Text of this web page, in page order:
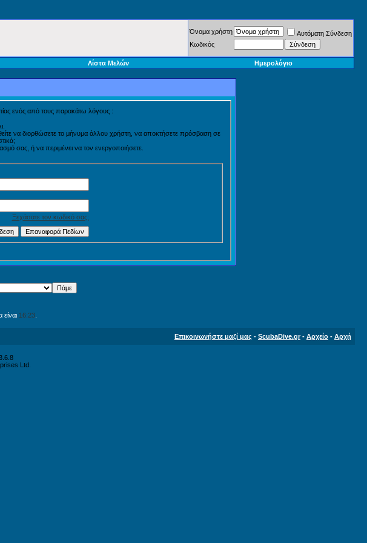
Όνομα χρήστη
Αυτόματη Σύνδεση
Κωδικός
Λίστα Μελών Ημερολόγιο
ενός από τους παρακάτω λόγους :
να διορθώσετε το μήνυμα άλλου χρήστη, να αποκτήσετε πρόσβαση σε
σας, ή να περιμένει να τον ενεργοποιήσετε.
Ξεχάσατε τον κωδικό σας;
16:23
Επικοινωνήστε μαζί μας - ScubaDive.gr- Αρχείο - Αρχή
Ltd.